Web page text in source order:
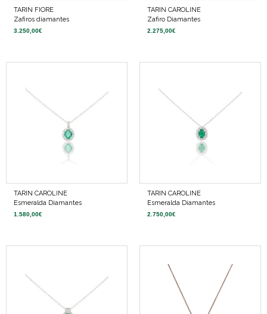
TARIN FIORE
Zafiros diamantes
3.250,00€
TARIN CAROLINE
Zafiro Diamantes
2.275,00€
TARIN CAROLINE
Esmeralda Diamantes
1.580,00€
TARIN CAROLINE
Esmeralda Diamantes
2.750,00€